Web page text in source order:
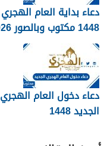
دعاء بداية العام الهجري
1448 مكتوب وبالصور 2026
دعاء دخول العام الهجري
الجديد 1448